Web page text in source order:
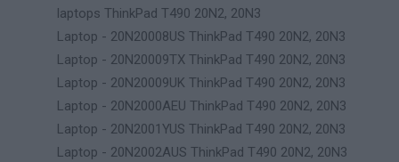
laptops ThinkPad T490 20N2, 20N3
Laptop - 20N20008US ThinkPad T490 20N2, 20N3
Laptop - 20N20009TX ThinkPad T490 20N2, 20N3
Laptop - 20N20009UK ThinkPad T490 20N2, 20N3
Laptop - 20N2000AEU ThinkPad T490 20N2, 20N3
Laptop - 20N2001YUS ThinkPad T490 20N2, 20N3
Laptop - 20N2002AUS ThinkPad T490 20N2, 20N3